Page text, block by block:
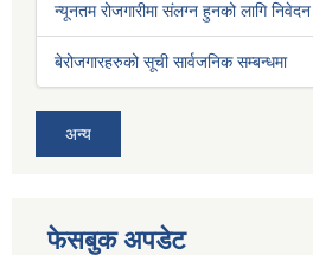
न्यूनतम रोजगारीमा संलग्न हुनको लागि
बेरोजगारहरुको सूची सार्वजनिक सम्बन्धमा
अन्य
फेसबुक अपडेट